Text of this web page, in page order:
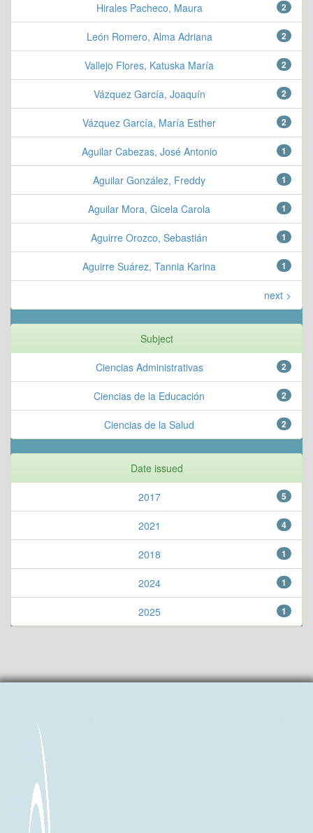
2
Hirales Pacheco, Maura
2
León Romero, Alma Adriana
2
Vallejo Flores, Katuska María
2
Vázquez García, Joaquín
2
Vázquez García, María Esther
1
Aguilar Cabezas, José Antonio
1
Aguilar González, Freddy
1
Aguilar Mora, Gicela Carola
1
Aguirre Orozco, Sebastián
1
Aguirre Suárez, Tannia Karina
next >
Subject
2
Ciencias Administrativas
2
Ciencias de la Educación
2
Ciencias de la Salud
Date issued
5
2017
4
2021
1
2018
1
2024
1
2025